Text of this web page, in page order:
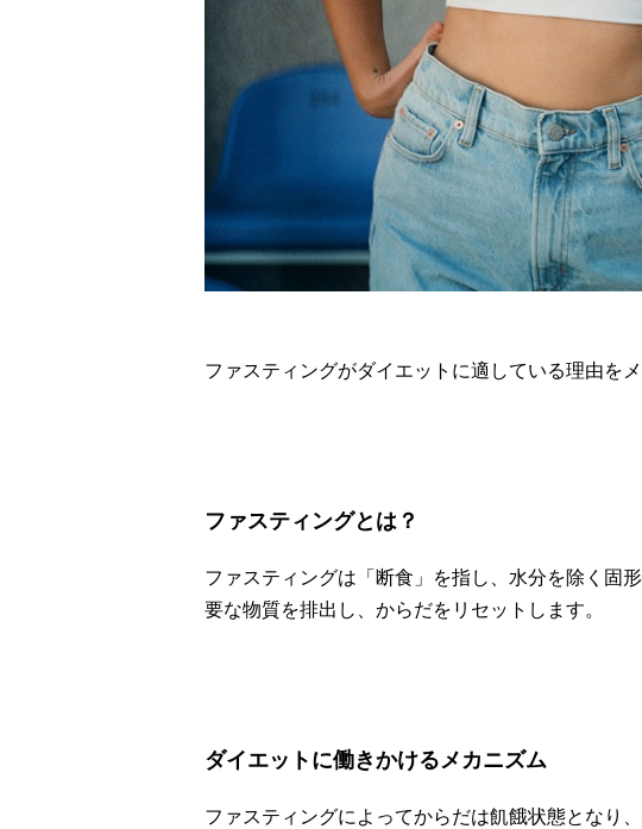
ファスティングがダイエットに適している理由を
ファスティングとは？
ファスティングは「断食」を指し、水分を除く固
要な物質を排出し、からだをリセットします。
ダイエットに働きかけるメカニズム
ファスティングによってからだは飢餓状態となり